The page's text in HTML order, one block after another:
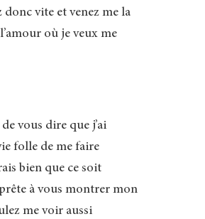
donc vite et venez me la
où je veux me
vous dire que j’ai
folle de me faire
bien que ce soit
à vous montrer mon
me voir aussi